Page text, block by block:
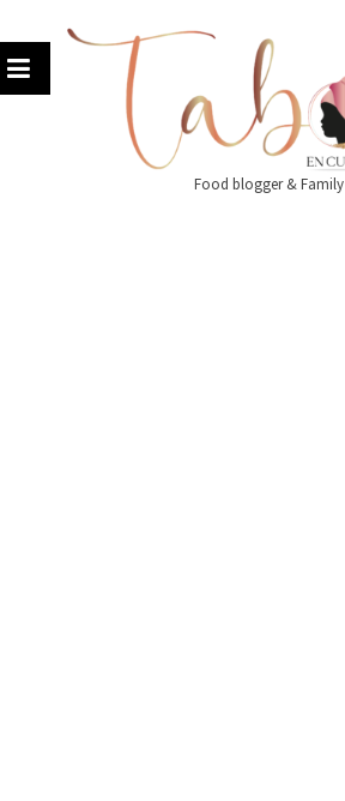
to
content
Food blogger & Family